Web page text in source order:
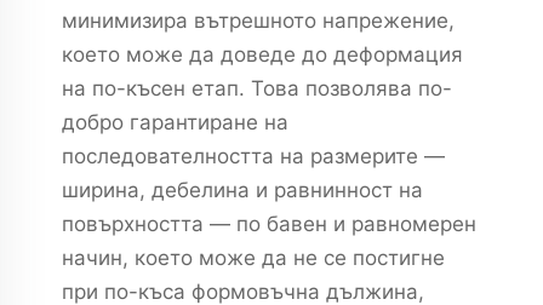
минимизира вътрешното напрежение,
което може да доведе до деформация
на по-късен етап. Това позволява по-
добро гарантиране на
последователността на размерите —
ширина, дебелина и равнинност на
повърхността — по бавен и равномерен
начин, което може да не се постигне
при по-къса формовъчна дължина,